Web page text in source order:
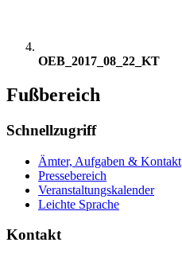
OEB_2017_08_22_KT
Fußbereich
Schnellzugriff
Ämter, Aufgaben & Kontakt
Pressebereich
Veranstaltungskalender
Leichte Sprache
Kontakt